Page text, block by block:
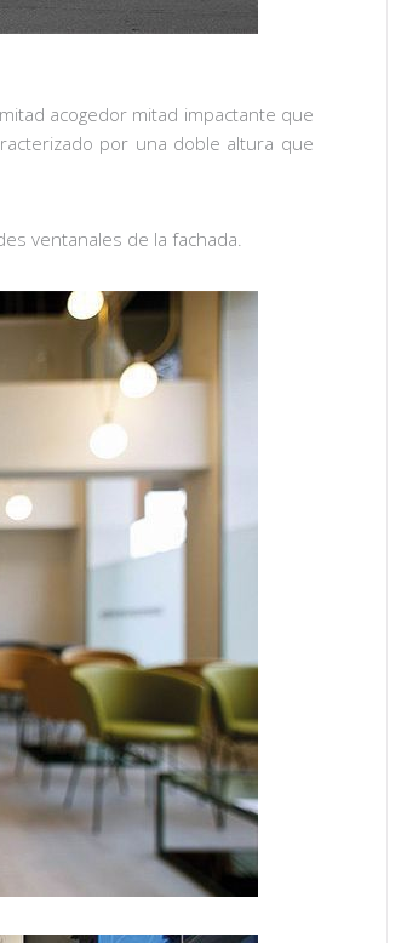
acogedor mitad impactante que
por una doble altura que
ventanales de la fachada.